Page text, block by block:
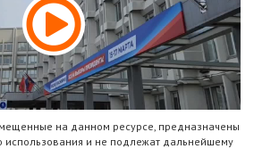
на данном ресурсе, предназначены
использования и не подлежат дальнейшему